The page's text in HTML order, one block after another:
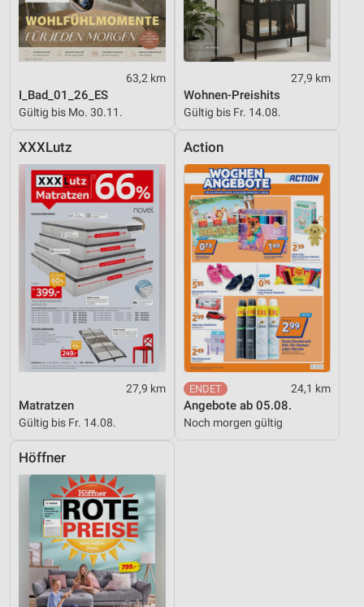
63,2 km
I_Bad_01_26_ES
Gültig bis Mo. 30.11.
27,9 km
Wohnen-Preishits
Gültig bis Fr. 14.08.
XXXLutz
27,9 km
Matratzen
Gültig bis Fr. 14.08.
Action
24,1 km
Angebote ab 05.08.
Noch morgen gültig
Höffner